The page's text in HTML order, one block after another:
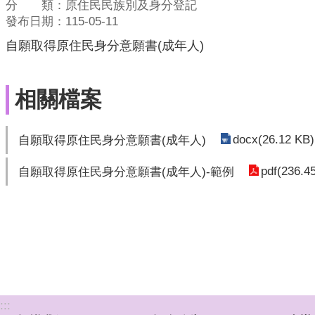
分 類：原住民民族別及身分登記
發布日期：115-05-11
自願取得原住民身分意願書(成年人)
相關檔案
自願取得原住民身分意願書(成年人) docx(26.12 KB)
自願取得原住民身分意願書(成年人)-範例
:::